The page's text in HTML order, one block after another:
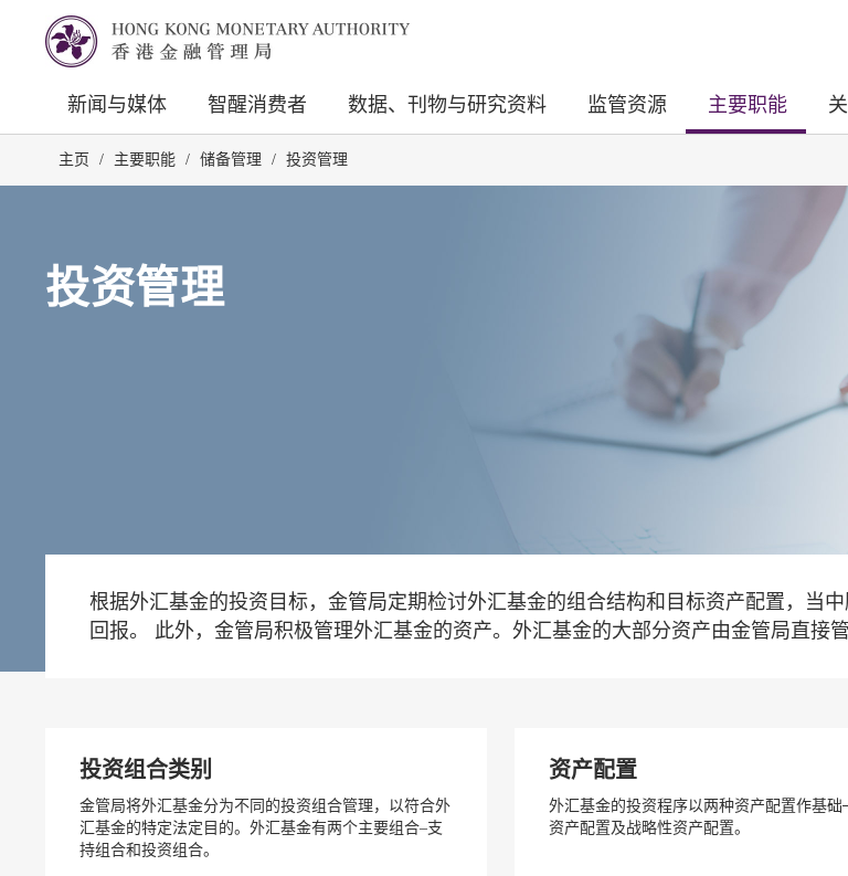
新闻与媒体 智醒消费者 数据、刊物与研究资料 监管资源 主要职能
主页 / 主要职能 / 储备管理 / 投资管理
投资管理
根据外汇基金的投资目标，金管局定期检讨外汇基金的组合结构和目标资产配置，当
回报。 此外，金管局积极管理外汇基金的资产。外汇基金的大部分资产由金管局直接
投资组合类别
金管局将外汇基金分为不同的投资组合管理，以符合外
汇基金的特定法定目的。外汇基金有两个主要组合–支
持组合和投资组合。
资产配置
外汇基金的投资程序以两种资产配置作基
资产配置及战略性资产配置。